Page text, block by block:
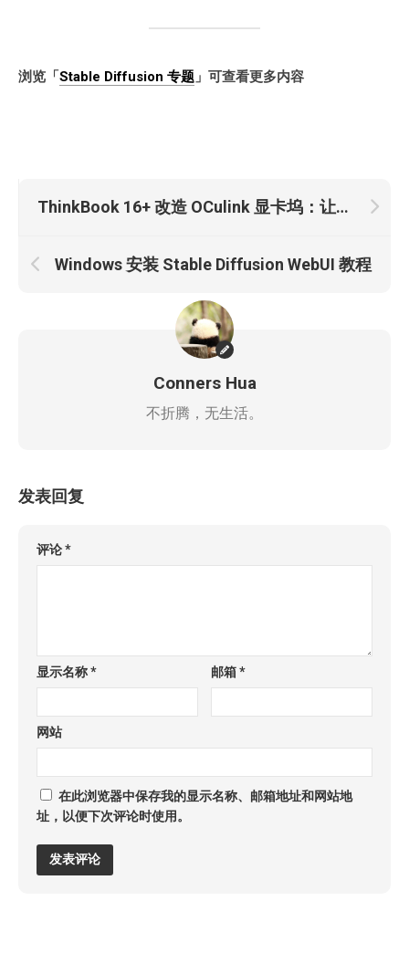
浏览「Stable Diffusion 专题 」可查看更多内容
ThinkBook 16+ 改造 OCulink 显卡坞：让锐龙本外接桌面显卡
Windows 安装 Stable Diffusion WebUI 教程
Conners Hua
不折腾，无生活。
发表回复
评论*
显示名称* 邮箱*
网站
在此浏览器中保存我的显示名称、邮箱地址和网站地
址，以便下次评论时使用。